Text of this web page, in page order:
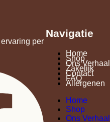
per
Navigatie
Home
Shop
Ons Verhaal
Zakelijk
Contact
FAQ
Allergenen
Home
Shop
Ons Verhaal